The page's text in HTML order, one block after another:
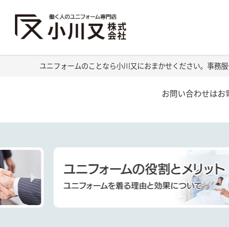
ユニフォームのことなら小川又におまかせください。事務
お問い合わせはお